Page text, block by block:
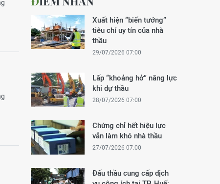
Xuất hiện “biến tướng”
tiêu chí uy tín của nhà
thầu
29/07/2026 07:00
Lấp “khoảng hở” năng lực
khi dự thầu
28/07/2026 07:00
Chứng chỉ hết hiệu lực
vẫn làm khó nhà thầu
27/07/2026 07:00
Đấu thầu cung cấp dịch